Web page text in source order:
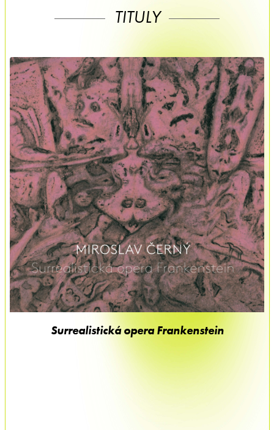
TITULY
Surrealistická opera Frankenstein